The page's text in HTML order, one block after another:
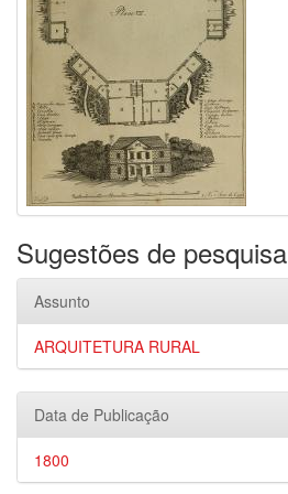
Sugestões de pesquisa
Assunto
ARQUITETURA RURAL
Data de Publicação
1800